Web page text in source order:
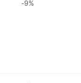
-9%